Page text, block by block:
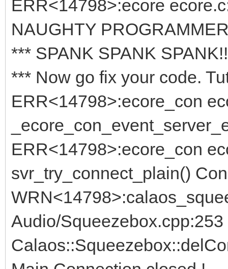
ERR<14798>:ecore
NAUGHTY
*** SPANK SPANK
*** Now go fix your code.
ERR<14798>:ecore_con
ERR<14798>:ecore_con
svr_try_connect_plain()
Audio/Squeezebox.cpp:253